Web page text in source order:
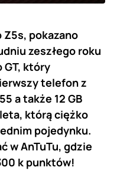
pokazano
zeszłego roku
GT, który
telefon z
a także 12 GB
którą ciężko
pojedynku.
w AnTuTu, gdzie
k punktów!